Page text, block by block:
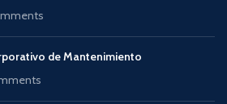
de Mantenimiento